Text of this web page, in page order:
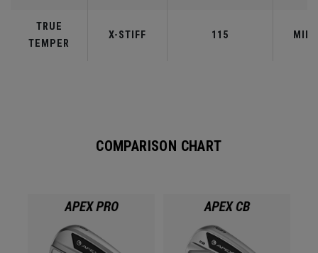
TRUE
TEMPER
X-STIFF 115 MID
COMPARISON CHART